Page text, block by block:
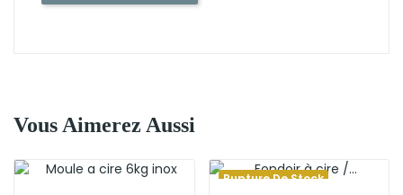
Vous Aimerez Aussi
Rupture De Stock